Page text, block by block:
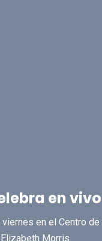
en
en el Centro
Morris.